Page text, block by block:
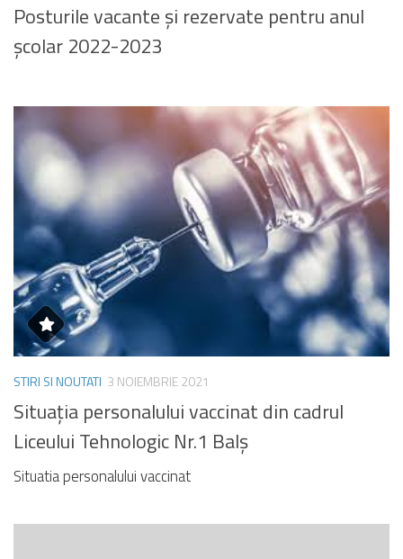
Posturile vacante și rezervate pentru anul
școlar 2022-2023
STIRI SI NOUTATI 3 NOIEMBRIE 2021
Situația personalului vaccinat din cadrul
Liceului Tehnologic Nr.1 Balș
Situatia personalului vaccinat